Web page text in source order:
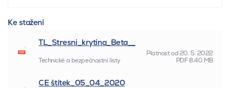
Ke stažení
TL_Stresni_krytina_Beta__
Platnost od20. 5. 2022
Technické a bezpečnostní listy
PDF8.40 MB
CE štítek_05_04_2020